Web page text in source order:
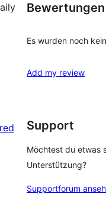
Bewertungen
Es wurden noch
Add my review
Support
Möchtest du etwas
Unterstützung?
Supportforum